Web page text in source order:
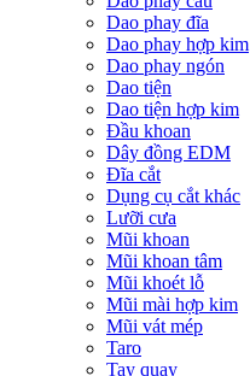
Dao phay đĩa
Dao phay hợp kim
Dao phay ngón
Dao tiện
Dao tiện hợp kim
Đầu khoan
Dây đồng EDM
Đĩa cắt
Dụng cụ cắt khác
Lưỡi cưa
Mũi khoan
Mũi khoan tâm
Mũi khoét lỗ
Mũi mài hợp kim
Mũi vát mép
Taro
Tay quay